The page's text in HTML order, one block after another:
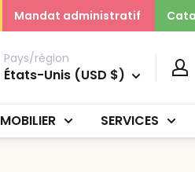
Mandat administratif
Pays/région
États-Unis (USD $)
MOBILIER SERVICES